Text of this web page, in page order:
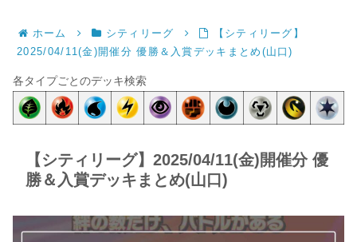
ホーム シティリーグ
【シティリーグ】
2025/04/11(金)開催分 優勝＆入賞デッキまとめ(山口)
各タイプごとのデッキ検索
【シティリーグ】2025/04/11(金)開催分 優
勝＆入賞デッキまとめ(山口)